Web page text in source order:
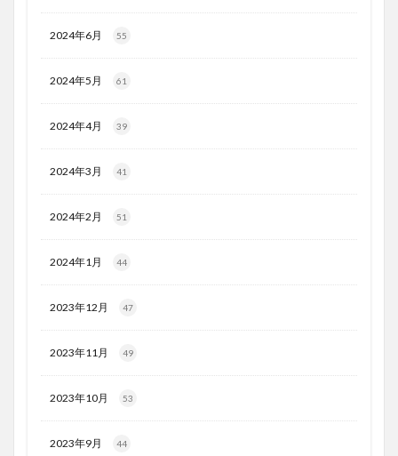
2024年6月 55
2024年5月 61
2024年4月 39
2024年3月 41
2024年2月 51
2024年1月 44
2023年12月 47
2023年11月 49
2023年10月 53
2023年9月 44